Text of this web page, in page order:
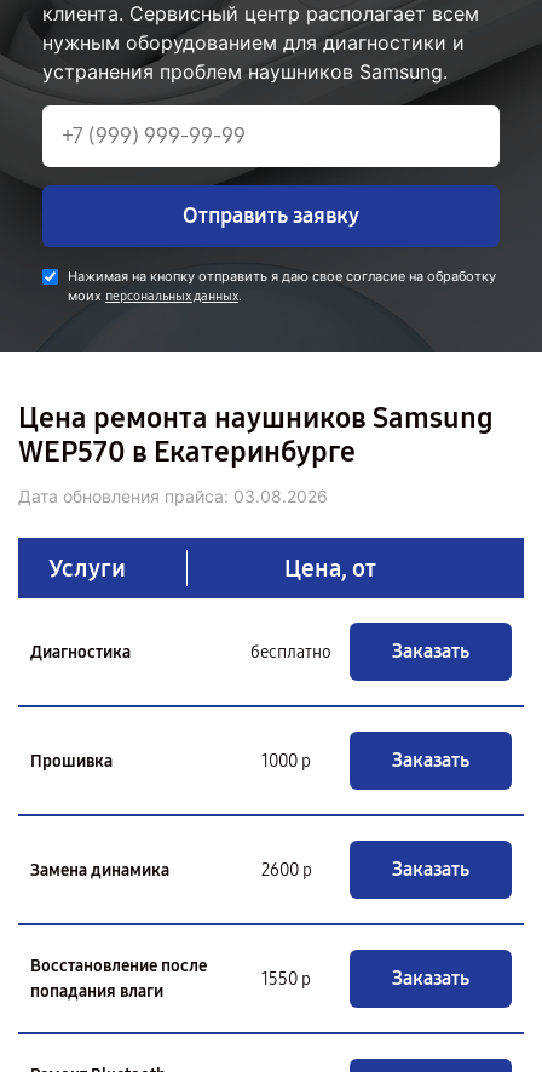
клиента. Сервисный центр располагает всем
нужным оборудованием для диагностики и
устранения проблем наушников Samsung.
Отправить заявку
Нажимая на кнопку отправить я даю свое согласие на обработку
моих персональных данных.
Цена ремонта наушников Samsung
WEP570 в Екатеринбурге
Дата обновления прайса: 03.08.2026
Услуги Цена, от
Диагностика бесплатно Заказать
Прошивка 1000 р Заказать
Замена динамика 2600 р Заказать
Восстановление после
попадания влаги
1550 р Заказать